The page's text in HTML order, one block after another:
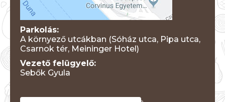
Parkolás:
A környező utcákban (Sóház utca, Pipa utca,
Csarnok tér, Meininger Hotel)
Vezető felügyelő:
Sebők Gyula